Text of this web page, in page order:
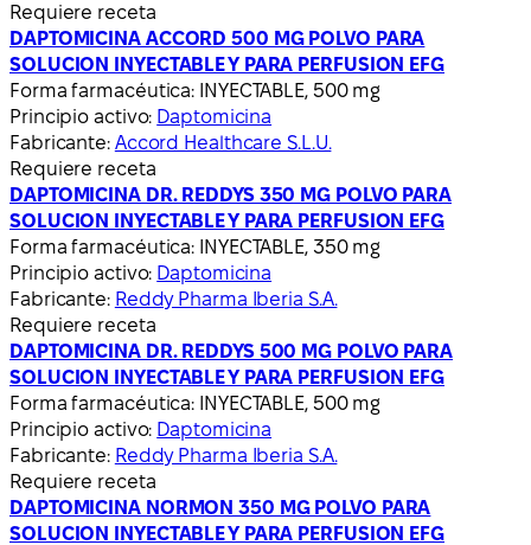
Requiere receta
DAPTOMICINA ACCORD 500 MG POLVO PARA
SOLUCION INYECTABLE Y PARA PERFUSION EFG
Forma farmacéutica: INYECTABLE, 500 mg
Principio activo: Daptomicina
Fabricante: Accord Healthcare S.L.U.
Requiere receta
DAPTOMICINA DR. REDDYS 350 MG POLVO PARA
SOLUCION INYECTABLE Y PARA PERFUSION EFG
Forma farmacéutica: INYECTABLE, 350 mg
Principio activo: Daptomicina
Fabricante: Reddy Pharma Iberia S.A.
Requiere receta
DAPTOMICINA DR. REDDYS 500 MG POLVO PARA
SOLUCION INYECTABLE Y PARA PERFUSION EFG
Forma farmacéutica: INYECTABLE, 500 mg
Principio activo: Daptomicina
Fabricante: Reddy Pharma Iberia S.A.
Requiere receta
DAPTOMICINA NORMON 350 MG POLVO PARA
SOLUCION INYECTABLE Y PARA PERFUSION EFG